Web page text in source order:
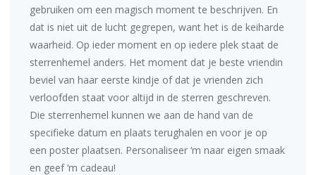
gebruiken om een magisch moment te beschrijven. En
dat is niet uit de lucht gegrepen, want het is de keiharde
waarheid. Op ieder moment en op iedere plek staat de
sterrenhemel anders. Het moment dat je beste vriendin
beviel van haar eerste kindje of dat je vrienden zich
verloofden staat voor altijd in de sterren geschreven.
Die sterrenhemel kunnen we aan de hand van de
specifieke datum en plaats terughalen en voor je op
een poster plaatsen. Personaliseer ‘m naar eigen smaak
en geef ‘m cadeau!